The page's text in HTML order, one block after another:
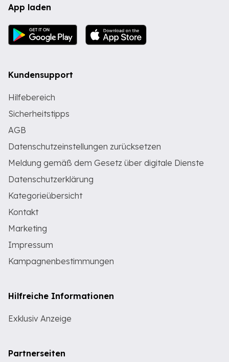
App laden
Kundensupport
Hilfebereich
Sicherheitstipps
AGB
Datenschutzeinstellungen zurücksetzen
Meldung gemäß dem Gesetz über digitale Dienste
Datenschutzerklärung
Kategorieübersicht
Kontakt
Marketing
Impressum
Kampagnenbestimmungen
Hilfreiche Informationen
Exklusiv Anzeige
Partnerseiten